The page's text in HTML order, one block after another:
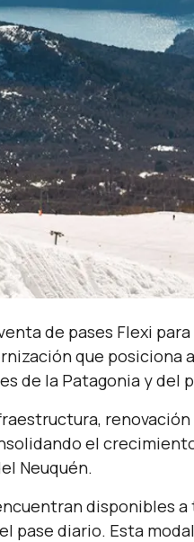
de pases Flexi
que posiciona
de la Patagonia y del
el
Neuquén.
disponibles
pase diario. Esta